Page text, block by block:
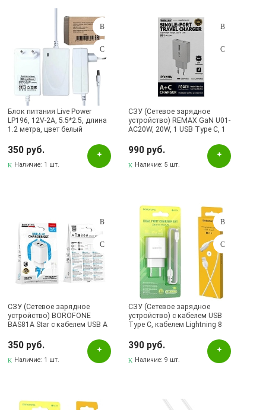
Лениногорск, ул.Гафиатуллина, 9, (ЦЕНТР)
Лениногорск, ул.Кутузова, 9А, (БРИЗ)
Октябрьский, пр-кт Ленина, 59/1 (ВЕРБА)
СКЛАД Бугульма, ул.Гафиатуллина, 45
Блок питания Live Power
LP196, 12V-2A, 5.5*2.5, длина
1.2 метра, цвет белый
350 руб.
Наличие: 1 шт.
СЗУ (Сетевое зарядное
устройство) REMAX GaN U01-
AC20W, 20W, 1 USB Type C, 1
990 руб.
Наличие:5 шт.
СЗУ (Сетевое зарядное
устройство) BOROFONE
BAS81A Star с кабелем USB A
длина 1 метр, цвет белый
350 руб.
Наличие: 1 шт.
СЗУ (Сетевое зарядное
устройство) с кабелем USB
Type C, кабелем Lightning 8
метр, цвет белый
390 руб.
Наличие:9 шт.